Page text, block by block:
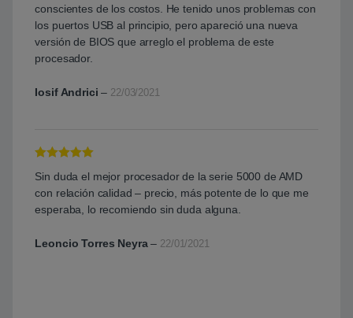
conscientes de los costos. He tenido unos problemas con
los puertos USB al principio, pero apareció una nueva
versión de BIOS que arreglo el problema de este
procesador.
Iosif Andrici – 22/03/2021
5de 5
Sin duda el mejor procesador de la serie 5000 de AMD
con relación calidad – precio, más potente de lo que me
esperaba, lo recomiendo sin duda alguna.
Leoncio Torres Neyra– 22/01/2021